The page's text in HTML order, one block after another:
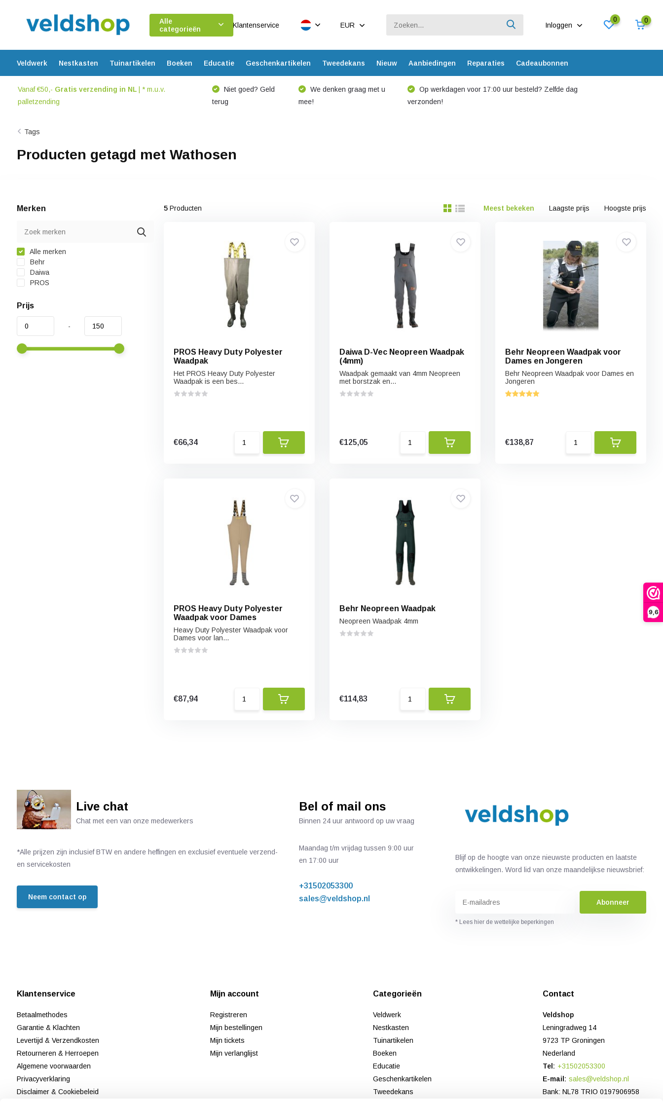
9,6
Alle
categorieën
Klantenservice EUR Inloggen
0 0
Veldwerk Nestkasten Tuinartikelen Boeken Educatie Geschenkartikelen Tweedekans Nieuw Aanbiedingen Reparaties Cadeaubonnen
Vanaf €50,- Gratis verzending in NL| * m.u.v.
palletzending
Niet goed? Geld
terug
We denken graag met u
mee!
Op werkdagen voor 17:00 uur besteld? Zelfde dag
verzonden!
Tags
Producten getagd met Wathosen
Merken
Alle merken
Behr
Daiwa
PROS
Prijs
-
5Producten Meest bekeken Laagste prijs Hoogste prijs
PROS Heavy Duty Polyester
Waadpak
Het PROS Heavy Duty Polyester
Waadpak is een bes...
€66,34
Daiwa D-Vec Neopreen Waadpak
(4mm)
Waadpak gemaakt van 4mm Neopreen
met borstzak en...
€125,05
Behr Neopreen Waadpak voor
Dames en Jongeren
Behr Neopreen Waadpak voor Dames en
Jongeren
€138,87
PROS Heavy Duty Polyester
Waadpak voor Dames
Heavy Duty Polyester Waadpak voor
Dames voor lan...
€87,94
Behr Neopreen Waadpak
Neopreen Waadpak 4mm
€114,83
Live chat
Chat met een van onze medewerkers
*Alle prijzen zijn inclusief BTW en andere heffingen en exclusief eventuele verzend-
en servicekosten
Neem contact op
Bel of mail ons
Binnen 24 uur antwoord op uw vraag
Maandag t/m vrijdag tussen 9:00 uur
en 17:00 uur
+31502053300
sales@veldshop.nl
Blijf op de hoogte van onze nieuwste producten en laatste
ontwikkelingen. Word lid van onze maandelijkse nieuwsbrief:
Abonneer
* Lees hier de wettelijke beperkingen
Klantenservice
Betaalmethodes
Garantie & Klachten
Levertijd & Verzendkosten
Retourneren & Herroepen
Algemene voorwaarden
Privacyverklaring
Disclaimer & Cookiebeleid
Mijn account
Registreren
Mijn bestellingen
Mijn tickets
Mijn verlanglijst
Categorieën
Veldwerk
Nestkasten
Tuinartikelen
Boeken
Educatie
Geschenkartikelen
Tweedekans
Contact
Veldshop
Leningradweg 14
9723 TP Groningen
Nederland
Tel: +31502053300
E-mail: sales@veldshop.nl
Bank: NL78 TRIO 0197906958